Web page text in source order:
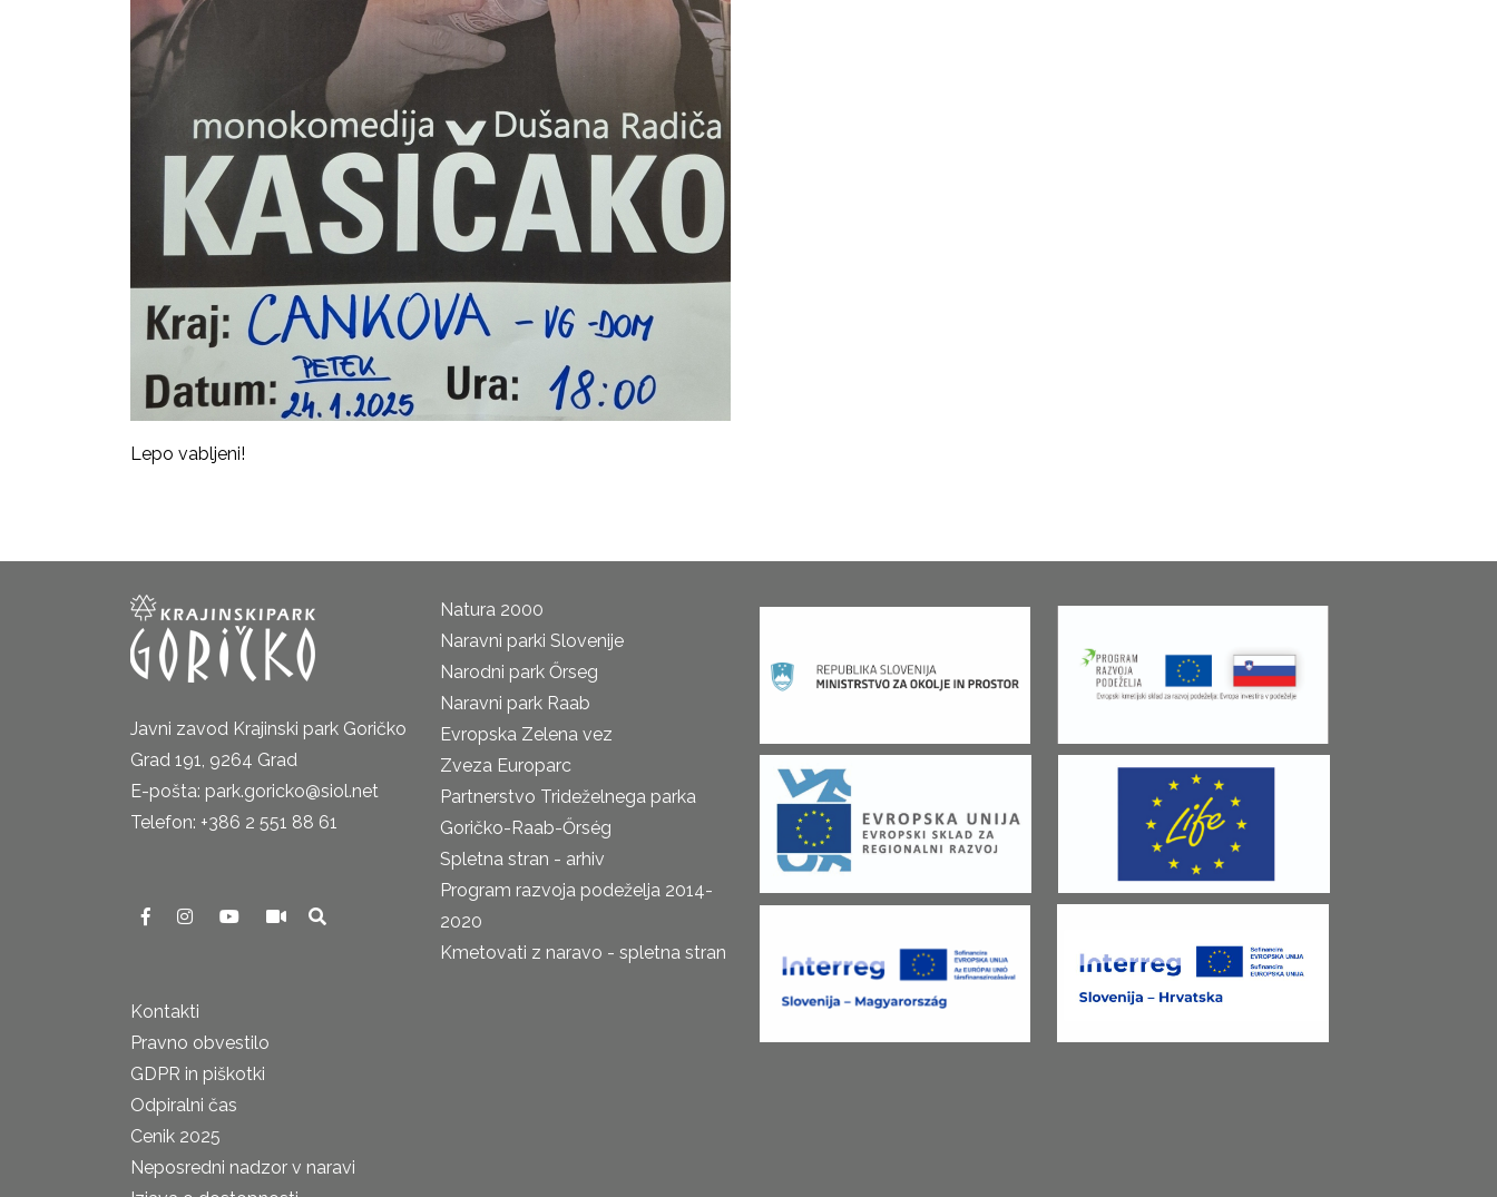
Lepo vabljeni!
Javni zavod Krajinski park Goričko
Grad 191, 9264 Grad
E-pošta: park.goricko@siol.net
Telefon: +386 2 551 88 61
Kontakti
Pravno obvestilo
GDPR in piškotki
Odpiralni čas
Cenik 2025
Neposredni nadzor v naravi
Natura 2000
Naravni parki Slovenije
Narodni park Őrseg
Naravni park Raab
Evropska Zelena vez
Zveza Europarc
Partnerstvo Trideželnega parka
Goričko-Raab-Őrség
Spletna stran - arhiv
Program razvoja podeželja 2014-
2020
Kmetovati z naravo - spletna stran